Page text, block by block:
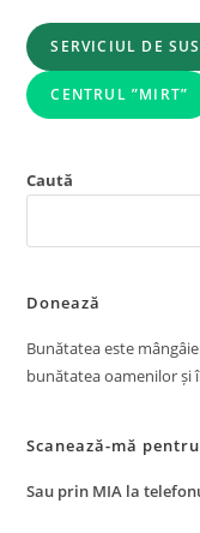
SERVICIUL DE
CENTRUL ”MIRT”
Caută
Donează
Bunătatea este
bunătatea oamenilor și
Scanează-mă
Sau prin MIA la